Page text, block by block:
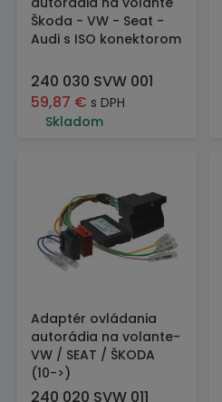
Škoda - VW - Seat -
Audi s ISO konektorom
240 030 SVW 001
59,87 € s DPH
Skladom
Adaptér ovládania
autorádia na volante-
VW / SEAT / ŠKODA
(10->)
240 020 SVW 011